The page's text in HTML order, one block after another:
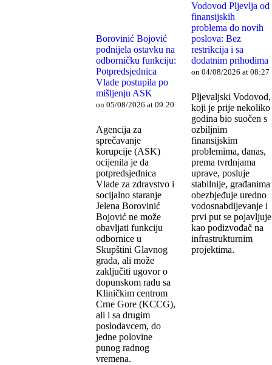
Borovinić Bojović
podnijela ostavku na
odborničku funkciju:
Potpredsjednica
Vlade postupila po
mišljenju ASK
on 05/08/2026 at 09:20
Agencija za
sprečavanje
korupcije (ASK)
ocijenila je da
potpredsjednica
Vlade za zdravstvo i
socijalno staranje
Jelena Borovinić
Bojović ne može
obavljati funkciju
odbornice u
Skupštini Glavnog
grada, ali može
zaključiti ugovor o
dopunskom radu sa
Kliničkim centrom
Crne Gore (KCCG),
ali i sa drugim
poslodavcem, do
jedne polovine
punog radnog
vremena.
Vodovod Pljevlja od
finansijskih
problema do novih
poslova: Bez
restrikcija i sa
dodatnim prihodima
on 04/08/2026 at 08:27
Pljevaljski Vodovod,
koji je prije nekoliko
godina bio suočen s
ozbiljnim
finansijskim
problemima, danas,
prema tvrdnjama
uprave, posluje
stabilnije, građanima
obezbjeđuje uredno
vodosnabdijevanje i
prvi put se pojavljuje
kao podizvođač na
infrastrukturnim
projektima.